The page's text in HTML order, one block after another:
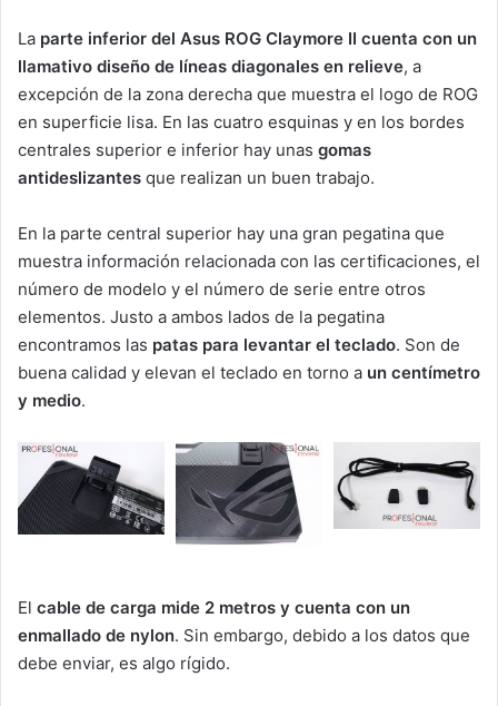
La parte inferior del Asus ROG Claymore II cuenta con un
llamativo diseño de líneas diagonales en relieve, a
excepción de la zona derecha que muestra el logo de ROG
en superficie lisa. En las cuatro esquinas y en los bordes
centrales superior e inferior hay unas gomas
antideslizantes que realizan un buen trabajo.
En la parte central superior hay una gran pegatina que
muestra información relacionada con las certificaciones, el
número de modelo y el número de serie entre otros
elementos. Justo a ambos lados de la pegatina
encontramos las patas para levantar el teclado. Son de
buena calidad y elevan el teclado en torno a un centímetro
y medio.
El cable de carga mide 2 metros y cuenta con un
enmallado de nylon. Sin embargo, debido a los datos que
debe enviar, es algo rígido.